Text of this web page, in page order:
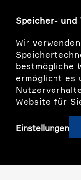
Speicher- und
Wir
bestmögliche
ermöglicht es
Website für
Einstellungen
Bildwelt Story
LinkedIn
© 2026 Tareno